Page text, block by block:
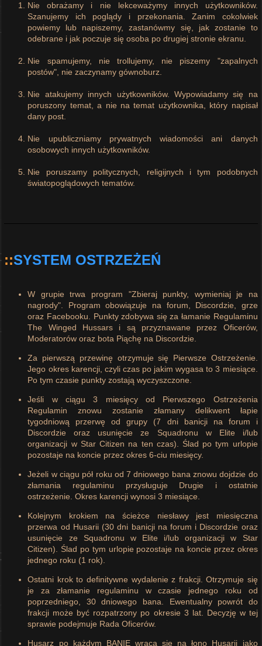
Nie obrażamy i nie lekceważymy innych użytkowników.
Szanujemy ich poglądy i przekonania. Zanim cokolwiek
powiemy lub napiszemy, zastanówmy się, jak zostanie to
odebrane i jak poczuje się osoba po drugiej stronie ekranu.
Nie spamujemy, nie trollujemy, nie piszemy "zapalnych
postów", nie zaczynamy gównoburz.
Nie atakujemy innych użytkowników. Wypowiadamy się na
poruszony temat, a nie na temat użytkownika, który napisał
dany post.
Nie upubliczniamy prywatnych wiadomości ani danych
osobowych innych użytkowników.
Nie poruszamy politycznych, religijnych i tym podobnych
światopoglądowych tematów.
::SYSTEM OSTRZEŻEŃ
W grupie trwa program "Zbieraj punkty, wymieniaj je na
nagrody". Program obowiązuje na forum, Discordzie, grze
oraz Facebooku. Punkty zdobywa się za łamanie Regulaminu
The Winged Hussars i są przyznawane przez Oficerów,
Moderatorów oraz bota Piąchę na Discordzie.
Za pierwszą przewinę otrzymuje się Pierwsze Ostrzeżenie.
Jego okres karencji, czyli czas po jakim wygasa to 3 miesiące.
Po tym czasie punkty zostają wyczyszczone.
Jeśli w ciągu 3 miesięcy od Pierwszego Ostrzeżenia
Regulamin znowu zostanie złamany delikwent łapie
tygodniową przerwę od grupy (7 dni banicji na forum i
Discordzie oraz usunięcie ze Squadronu w Elite i/lub
organizacji w Star Citizen na ten czas). Ślad po tym urlopie
pozostaje na koncie przez okres 6-ciu miesięcy.
Jeżeli w ciągu pół roku od 7 dniowego bana znowu dojdzie do
złamania regulaminu przysługuje Drugie i ostatnie
ostrzeżenie. Okres karencji wynosi 3 miesiące.
Kolejnym krokiem na ścieżce niesławy jest miesięczna
przerwa od Husarii (30 dni banicji na forum i Discordzie oraz
usunięcie ze Squadronu w Elite i/lub organizacji w Star
Citizen). Ślad po tym urlopie pozostaje na koncie przez okres
jednego roku (1 rok).
Ostatni krok to definitywne wydalenie z frakcji. Otrzymuje się
je za złamanie regulaminu w czasie jednego roku od
poprzedniego, 30 dniowego bana. Ewentualny powrót do
frakcji może być rozpatrzony po okresie 3 lat. Decyzję w tej
sprawie podejmuje Rada Oficerów.
Husarz po każdym BANIE wraca się na łono Husarii jako